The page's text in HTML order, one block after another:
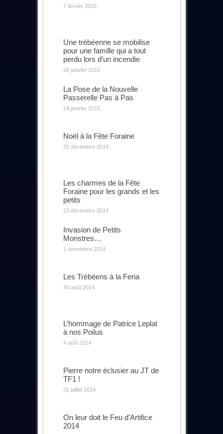
7 février 2015
Une trébéenne se mobilise
pour une famille qui a tout
perdu lors d’un incendie
28 janvier 2015
La Pose de la Nouvelle
Passerelle Pas à Pas
24 janvier 2015
Noël à la Fête Foraine
31 décembre 2014
Les charmes de la Fête
Foraine pour les grands et les
petits
23 décembre 2014
Invasion de Petits
Monstres…
1 novembre 2014
Les Trébéens à la Feria
30 août 2014
L’hommage de Patrice Leplat
à nos Poilus
4 août 2014
Pierre notre éclusier au JT de
TF1 !
31 juillet 2014
On leur doit le Feu d’Artifice
2014